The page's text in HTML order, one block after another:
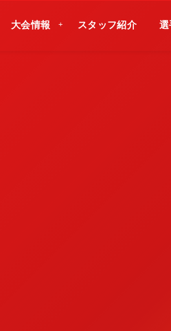
大会情報 スタッフ紹介 選